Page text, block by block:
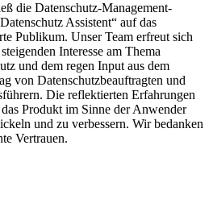
die Datenschutz-Management-
Assistent“ auf das
Publikum. Unser Team erfreut sich
Interesse am Thema
und dem regen Input aus dem
von Datenschutzbeauftragten und
Die reflektierten Erfahrungen
Produkt im Sinne der Anwender
und zu verbessern. Wir bedanken
Vertrauen.